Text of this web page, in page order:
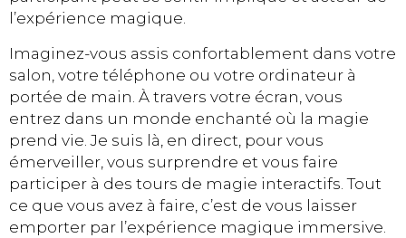
l’expérience magique.
Imaginez-vous assis confortablement dans votre
salon, votre téléphone ou votre ordinateur à
portée de main. À travers votre écran, vous
entrez dans un monde enchanté où la magie
prend vie. Je suis là, en direct, pour vous
émerveiller, vous surprendre et vous faire
participer à des tours de magie interactifs. Tout
ce que vous avez à faire, c’est de vous laisser
emporter par l’expérience magique immersive.